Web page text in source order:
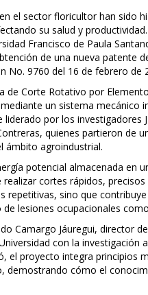
el sector floricultor han sido
su salud y
Francisco de Paula
de una nueva patente
No. 9760 del 16 de febrero de
de Corte Rotativo por
un sistema mecánico
por los investigadores
quienes partieron
ámbito agroindustrial.
potencial almacenada en
cortes rápidos,
repetitivas, sino que
lesiones ocupacionales
Camargo Jáuregui, director
con la
el proyecto integra principios
demostrando cómo el